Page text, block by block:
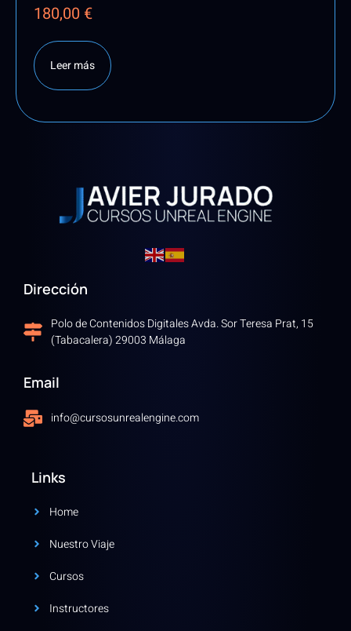
180,00 €
Leer más
Dirección
Polo de Contenidos Digitales Avda. Sor Teresa Prat, 15
(Tabacalera) 29003 Málaga
Email
info@cursosunrealengine.com
Links
Home
Nuestro Viaje
Cursos
Instructores